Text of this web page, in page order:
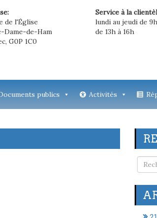
de l'Église
Dame-de-Ham
G0P 1C0
Service à la
lundi au jeudi de
de 13h à 16h
publics Activités